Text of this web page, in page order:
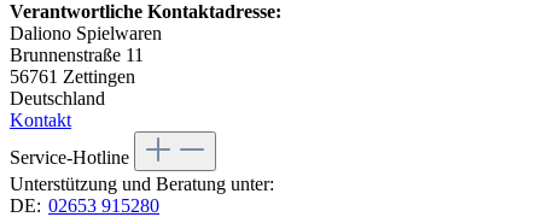
Verantwortliche Kontaktadresse:
Daliono Spielwaren
Brunnenstraße 11
56761 Zettingen
Deutschland
Kontakt
Service-Hotline
Unterstützung und Beratung unter:
DE: 02653 915280